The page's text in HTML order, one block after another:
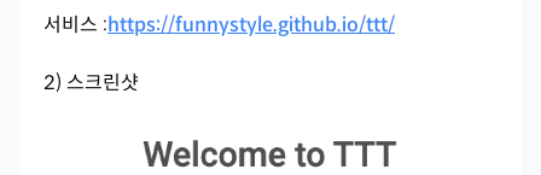
서비스 :https://funnystyle.github.io/ttt/
2) 스크린샷